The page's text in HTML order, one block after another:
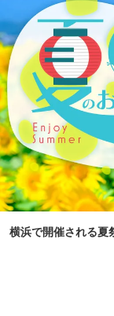
横浜で開催される夏